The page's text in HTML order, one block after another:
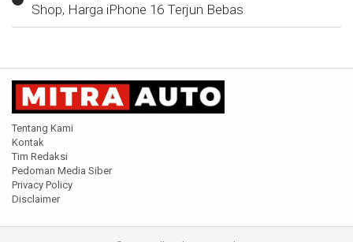
Shop, Harga iPhone 16 Terjun Bebas
Tentang Kami
Kontak
Tim Redaksi
Pedoman Media Siber
Privacy Policy
Disclaimer